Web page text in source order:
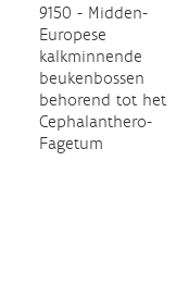
9150 - Midden-
Europese
kalkminnende
beukenbossen
behorend tot het
Cephalanthero-
Fagetum